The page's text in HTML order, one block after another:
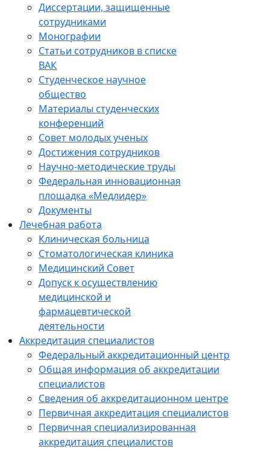
Диссертации, защищенные
сотрудниками
Монографии
Статьи сотрудников в списке
ВАК
Студенческое научное
общество
Материалы студенческих
конференций
Совет молодых ученых
Достижения сотрудников
Научно-методические труды
Федеральная инновационная
площадка «Медлидер»
Документы
Лечебная работа
Клиническая больница
Стоматологическая клиника
Медицинский Совет
Допуск к осуществлению
медицинской и
фармацевтической
деятельности
Аккредитация специалистов
Федеральный аккредитационный центр
Общая информация об аккредитации
специалистов
Сведения об аккредитационном центре
Первичная аккредитация специалистов
Первичная специализированная
аккредитация специалистов